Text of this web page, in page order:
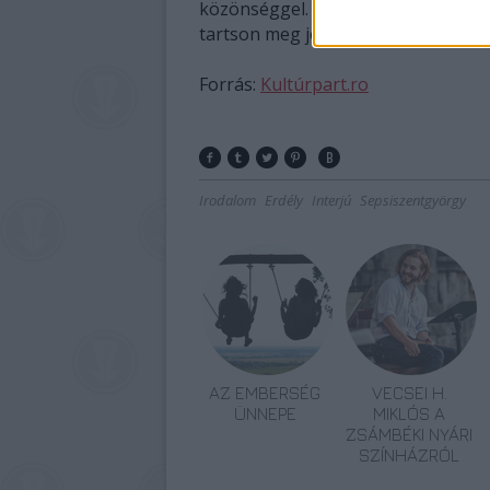
közönséggel. „Régen a
tartson meg jó emlékezetében. Én
Forrás: Kultúrpart.ro
Irodalom Erdély Interjú Sepsiszentgyörgy
AZ EMBERSÉG
ÜNNEPE
VECSEI H.
MIKLÓS A
ZSÁMBÉKI NYÁRI
SZÍNHÁZRÓL